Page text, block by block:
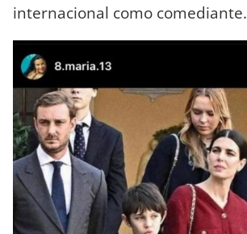
internacional como comediante.